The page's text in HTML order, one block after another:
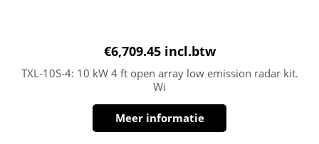
€6,709.45 incl.btw
TXL-10S-4: 10 kW 4 ft open array low emission radar kit.
Wi
Meer informatie